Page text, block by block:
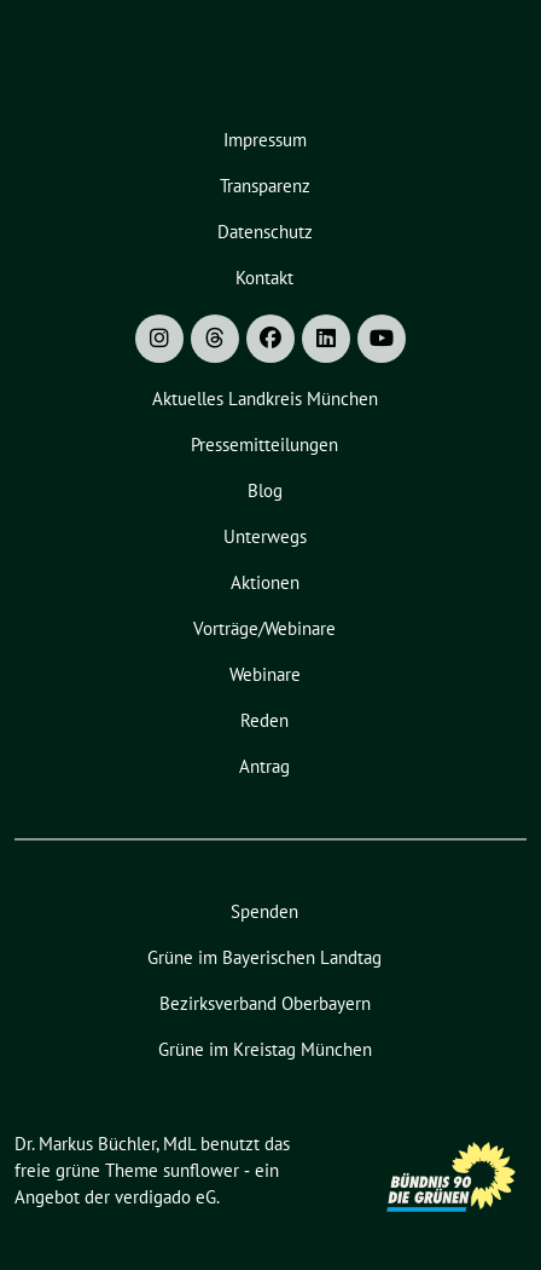
Impressum
Transparenz
Datenschutz
Kontakt
Aktuelles Landkreis München
Pressemitteilungen
Blog
Unterwegs
Aktionen
Vorträge/Webinare
Webinare
Reden
Antrag
Spenden
Grüne im Bayerischen Landtag
Bezirksverband Oberbayern
Grüne im Kreistag München
Dr. Markus Büchler, MdL benutzt das
freie grüne Theme sunflower ‐ ein
Angebot der verdigado eG.